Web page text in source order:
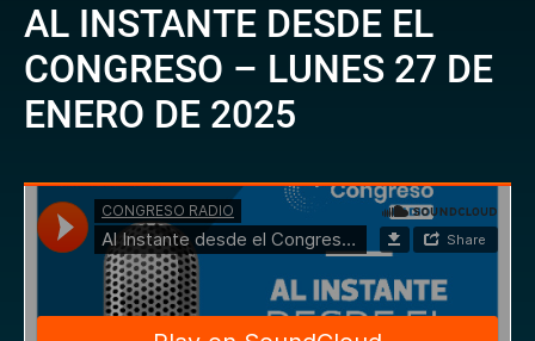
AL INSTANTE DESDE EL
CONGRESO – LUNES 27 DE
ENERO DE 2025